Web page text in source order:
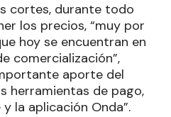
cortes, durante todo
los precios, “muy por
hoy se encuentran en
comercialización”,
aporte del
herramientas de pago,
la aplicación Onda”.